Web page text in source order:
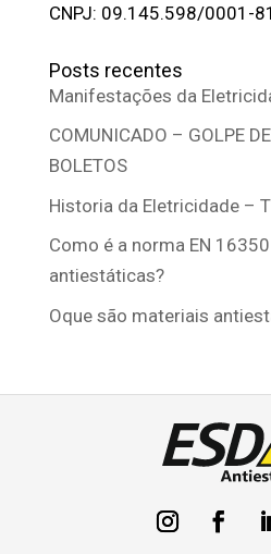
CNPJ: 09.145.598/0001-81
Posts recentes
Manifestações da
COMUNICADO – GOLPE
BOLETOS
Historia da Eletricidade –
Como é a norma EN
antiestáticas?
Oque são materiais